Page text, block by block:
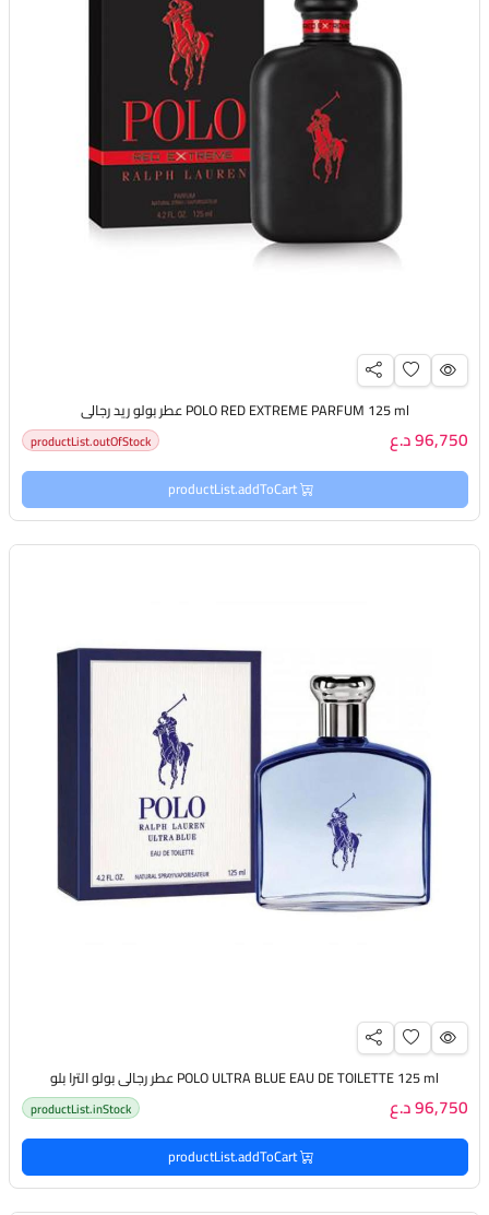
POLO RED EXTREME PARFUM 125 ml عطر بولو ريد رجالي
96,750 د.ع productList.outOfStock
productList.addToCart
POLO ULTRA BLUE EAU DE TOILETTE 125 ml عطر رجالي بولو الترا بلو
96,750 د.ع productList.inStock
productList.addToCart